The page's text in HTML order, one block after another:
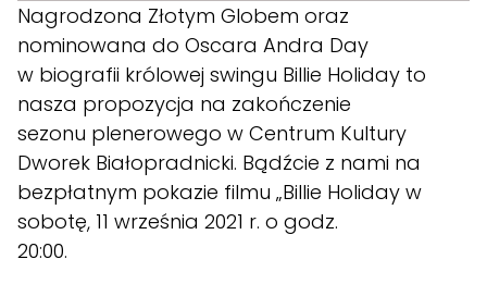
Nagrodzona Złotym Globem oraz
nominowana do Oscara Andra Day
w biografii królowej swingu Billie Holiday to
nasza propozycja na zakończenie
sezonu plenerowego w Centrum Kultury
Dworek Białopradnicki. Bądźcie z nami na
bezpłatnym pokazie filmu „Billie Holiday w
sobotę, 11 września 2021 r. o godz.
20:00.